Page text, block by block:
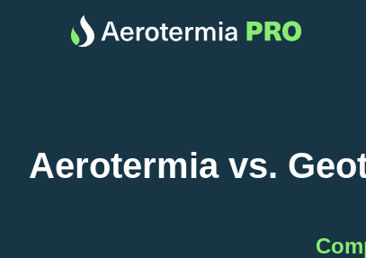
Aerotermia vs.